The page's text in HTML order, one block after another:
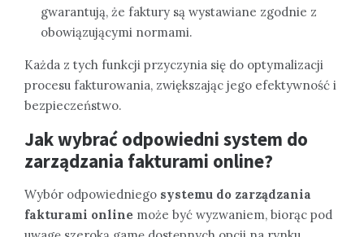
gwarantują, że faktury są wystawiane zgodnie z
obowiązującymi normami.
Każda z tych funkcji przyczynia się do optymalizacji
procesu fakturowania, zwiększając jego efektywność i
bezpieczeństwo.
Jak wybrać odpowiedni system do
zarządzania fakturami online?
Wybór odpowiedniego systemu do zarządzania
fakturami online może być wyzwaniem, biorąc pod